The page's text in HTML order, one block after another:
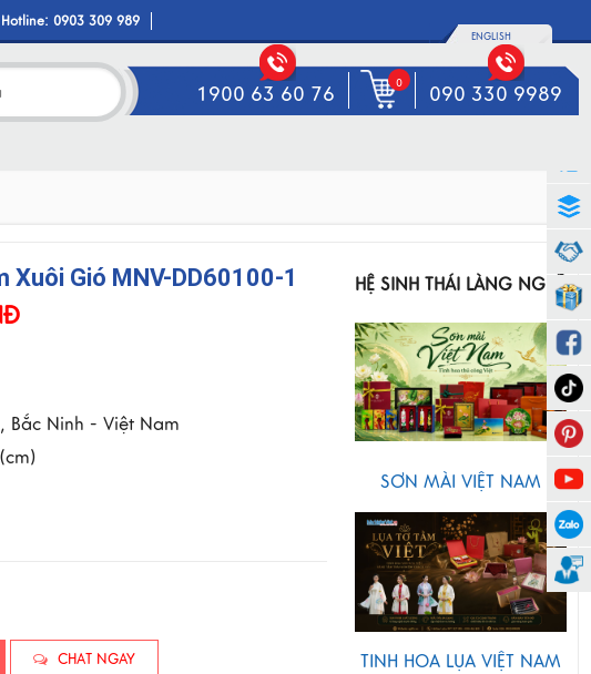
Hotline:0903 309 989
ENGLISH
1900 63 60 76 0 090 330 9989
Gió MNV-DD60100-1
Bắc Ninh - Việt Nam
CHAT NGAY
HỆ SINH THÁI LÀNG NGHỀ
SƠN MÀI VIỆT NAM
TINH HOA LỤA VIỆT NAM